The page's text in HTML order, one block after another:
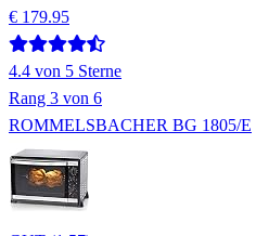
€ 179.95
4.4 von 5 Sterne
Rang 3 von 6
ROMMELSBACHER BG 1805/E